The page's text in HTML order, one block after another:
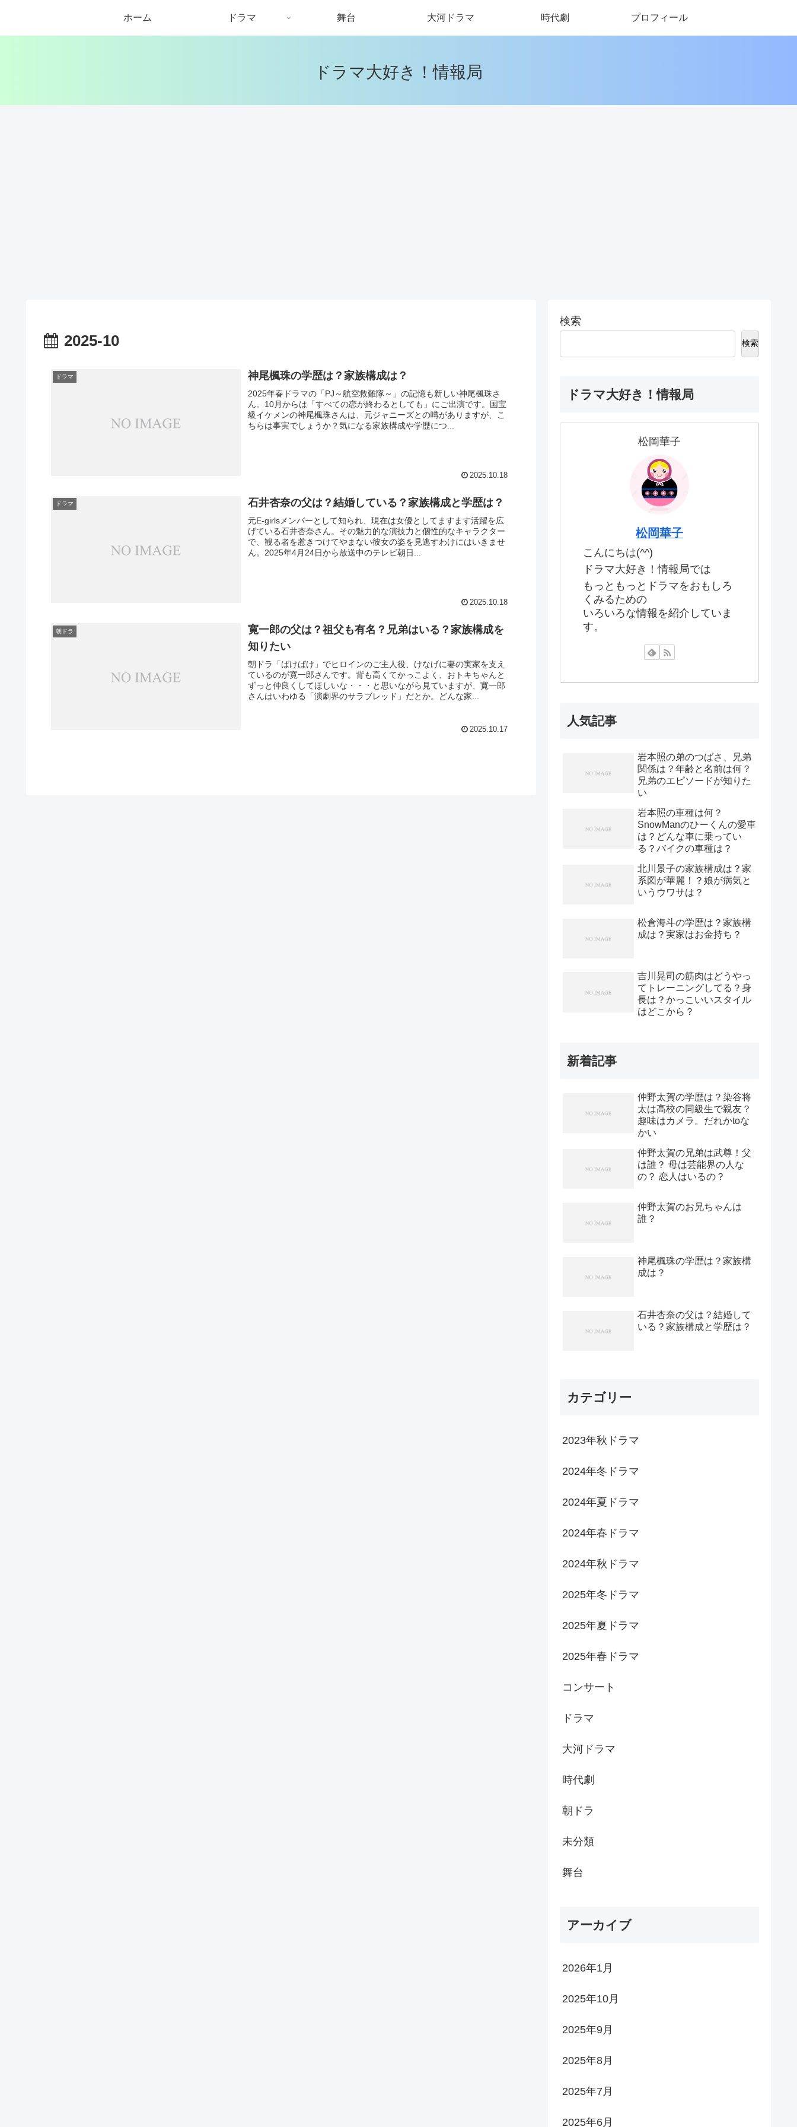
ドラマ大好き！情報局
ホーム ドラマ 舞台 大河ドラマ 時代劇 プロフィール
2025-10
ドラマ 神尾楓珠の学歴は？家族構成は？
2025年春ドラマの「PJ～航空救難隊～」の記憶も新しい神尾楓珠さ
ん。10月からは「すべての恋が終わるとしても」にご出演です。国宝
級イケメンの神尾楓珠さんは、元ジャニーズとの噂がありますが、こ
ちらは事実でしょうか？気になる家族構成や学歴につ...
2025.10.18
ドラマ 石井杏奈の父は？結婚している？家族構成と学歴は？
元E-girlsメンバーとして知られ、現在は女優としてますます活躍を広
げている石井杏奈さん。その魅力的な演技力と個性的なキャラクター
で、観る者を惹きつけてやまない彼女の姿を見逃すわけにはいきませ
ん。2025年4月24日から放送中のテレビ朝日...
2025.10.18
朝ドラ
寛一郎の父は？祖父も有名？兄弟はいる？家族構成を
知りたい
朝ドラ「ばけばけ」でヒロインのご主人役、けなげに妻の実家を支え
ているのが寛一郎さんです。背も高くてかっこよく、おトキちゃんと
ずっと仲良くしてほしいな・・・と思いながら見ていますが、寛一郎
さんはいわゆる「演劇界のサラブレッド」だとか。どんな家...
2025.10.17
検索
検索
ドラマ大好き！情報局
松岡華子
松岡華子
こんにちは(^^)
ドラマ大好き！情報局では
もっともっとドラマをおもしろ
くみるための
いろいろな情報を紹介していま
す。
人気記事
岩本照の弟のつばさ、兄弟
関係は？年齢と名前は何？
兄弟のエピソードが知りた
い
岩本照の車種は何？
SnowManのひーくんの愛車
は？どんな車に乗ってい
る？バイクの車種は？
北川景子の家族構成は？家
系図が華麗！？娘が病気と
いうウワサは？
松倉海斗の学歴は？家族構
成は？実家はお金持ち？
吉川晃司の筋肉はどうやっ
てトレーニングしてる？身
長は？かっこいいスタイル
はどこから？
新着記事
仲野太賀の学歴は？染谷将
太は高校の同級生で親友？
趣味はカメラ。だれかtoな
かい
仲野太賀の兄弟は武尊！父
は誰？ 母は芸能界の人な
の？ 恋人はいるの？
仲野太賀のお兄ちゃんは
誰？
神尾楓珠の学歴は？家族構
成は？
石井杏奈の父は？結婚して
いる？家族構成と学歴は？
カテゴリー
2023年秋ドラマ
2024年冬ドラマ
2024年夏ドラマ
2024年春ドラマ
2024年秋ドラマ
2025年冬ドラマ
2025年夏ドラマ
2025年春ドラマ
コンサート
ドラマ
大河ドラマ
時代劇
朝ドラ
未分類
舞台
アーカイブ
2026年1月
2025年10月
2025年9月
2025年8月
2025年7月
2025年6月